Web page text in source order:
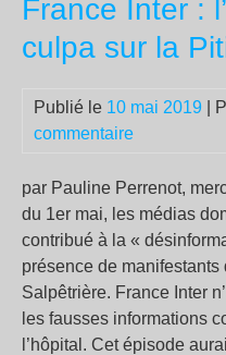
France Inter :
culpa sur la
Publié le 10 mai 2019 |
commentaire
par Pauline Perrenot,
du 1er mai, les médias
contribué à la «
présence de
Salpêtrière. France Inter
les fausses informations
l’hôpital. Cet épisode